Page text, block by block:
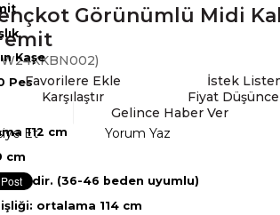
Görünümlü Midi
Kaşe
Pes
112 cm
cm
(36-46 beden uyumlu)
ortalama 114 cm
Favorilere Ekle
İstek
Karşılaştır
Fiyat
Gelince Haber Ver
Et
Yorum Yaz